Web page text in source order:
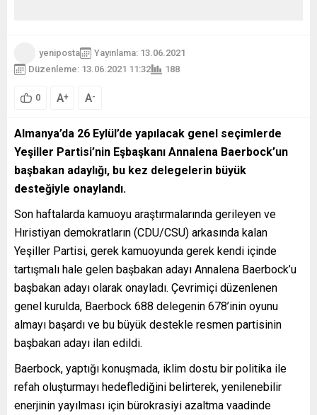
yeniposta
Yayınlama: 13.06.2021
Düzenleme: 13.06.2021 11:32
188
0 A+ A-
Almanya’da 26 Eylül’de yapılacak genel seçimlerde
Yeşiller Partisi’nin Eşbaşkanı Annalena Baerbock’un
başbakan adaylığı, bu kez delegelerin büyük
desteğiyle onaylandı.
Son haftalarda kamuoyu araştırmalarında gerileyen ve
Hıristiyan demokratların (CDU/CSU) arkasında kalan
Yeşiller Partisi, gerek kamuoyunda gerek kendi içinde
tartışmalı hale gelen başbakan adayı Annalena Baerbock’u
başbakan adayı olarak onayladı. Çevrimiçi düzenlenen
genel kurulda, Baerbock 688 delegenin 678’inin oyunu
almayı başardı ve bu büyük destekle resmen partisinin
başbakan adayı ilan edildi.
Baerbock, yaptığı konuşmada, iklim dostu bir politika ile
refah oluşturmayı hedeflediğini belirterek, yenilenebilir
enerjinin yayılması için bürokrasiyi azaltma vaadinde